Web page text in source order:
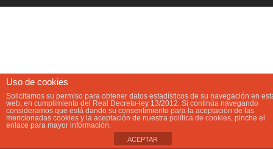
Uso de cookies
Solicitamos su permiso para obtener datos estadísticos de su navegación en
web, en cumplimiento del Real Decreto-ley 13/2012. Si continúa navegando
consideramos que está dando su consentimiento para la aceptación de las
mencionadas cookies y la aceptación de nuestra política de cookies, pinche el
enlace para mayor información.
ACEPTAR